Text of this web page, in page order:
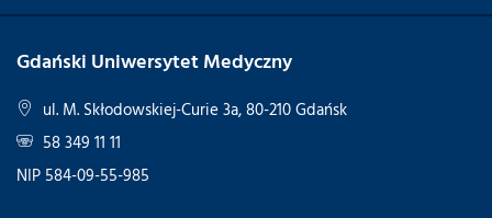
Gdański Uniwersytet Medyczny
ul. M. Skłodowskiej-Curie 3a, 80-210 Gdańsk
58 349 11 11
NIP 584-09-55-985